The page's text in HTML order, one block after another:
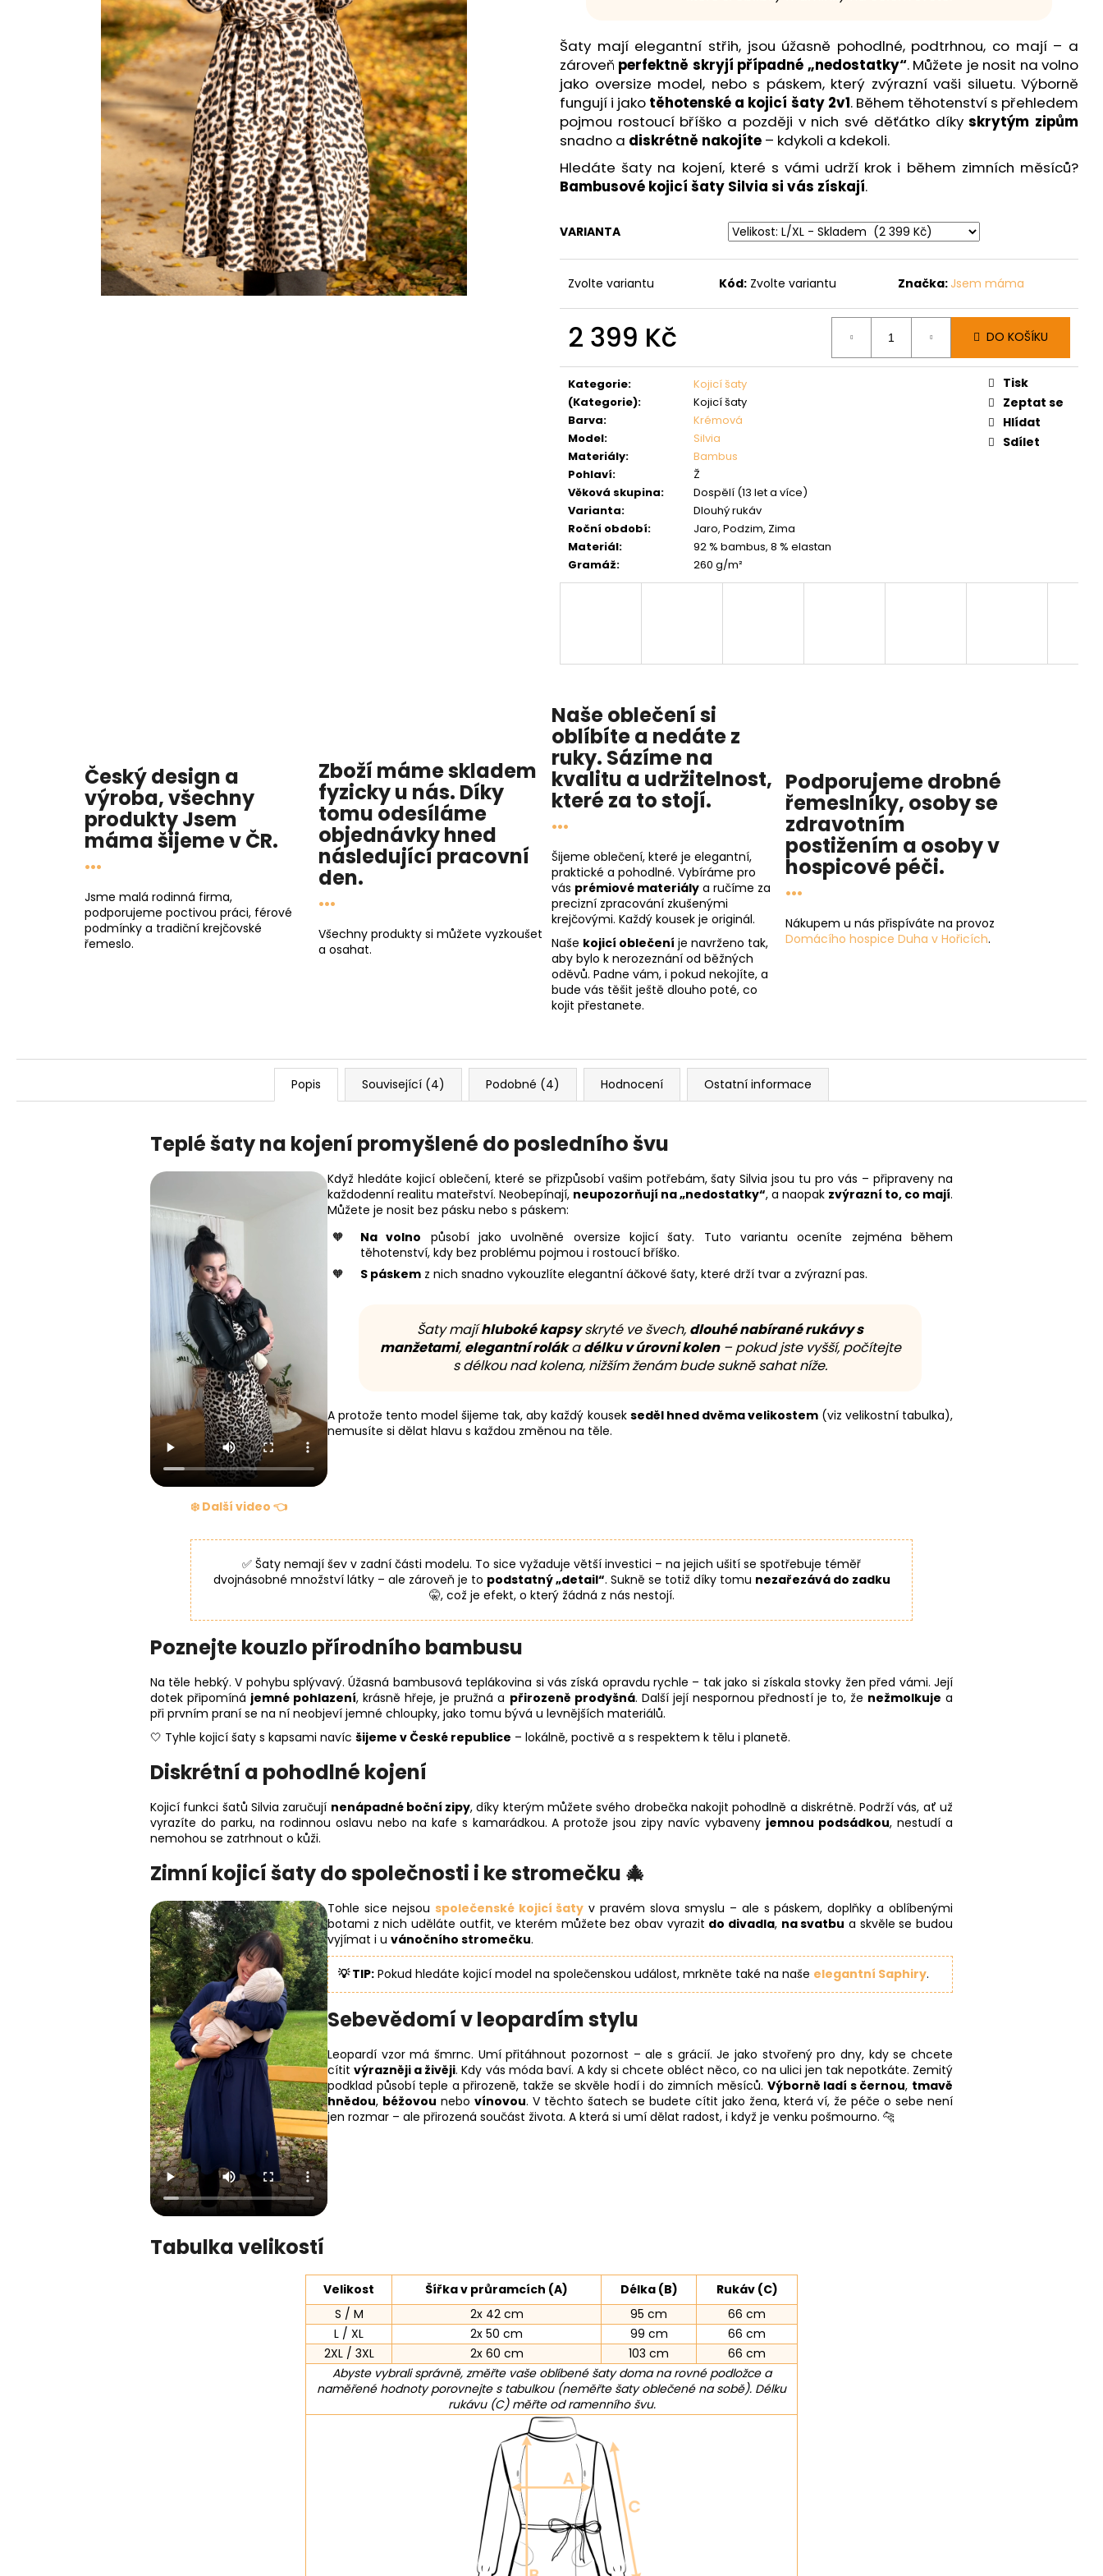
Šaty mají elegantní střih, jsou úžasně pohodlné, podtrhnou, co mají – a
zároveň perfektně skryjí případné „nedostatky“. Můžete je nosit na volno
jako oversize model, nebo s páskem, který zvýrazní vaši siluetu. Výborně
fungují i jako těhotenské a kojicí šaty 2v1. Během těhotenství s přehledem
pojmou rostoucí bříško a později v nich své děťátko díkyskrytým zipům
snadno a diskrétně nakojíte – kdykoli a kdekoli.
Hledáte šaty na kojení, které s vámi udrží krok i během zimních měsíců?
Bambusové kojicí šaty Silvia si vás získají.
VARIANTA
Zvolte variantu Kód: Zvolte variantu Značka: Jsem máma
2 399 Kč
cena:
DO KOŠÍKU
Kategorie:
Kojicí šaty
(Kategorie):
Kojicí šaty
Barva:
Krémová
Model:
Silvia
Materiály:
Bambus
Pohlaví:
Ž
Věková skupina:
Dospělí (13 let a více)
Varianta:
Dlouhý rukáv
Roční období:
Jaro, Podzim, Zima
Materiál:
92 % bambus, 8 % elastan
Gramáž: 260 g/m²
Tisk
Zeptat se
Hlídat
Sdílet
Český design a
výroba, všechny
produktyJsem
mámašijeme v ČR.
...
Jsme malá rodinná firma,
podporujeme poctivou práci, férové
podmínky a tradiční krejčovské
řemeslo.
Zboží máme skladem
fyzicky u nás. Díky
tomu odesíláme
objednávky hned
následující pracovní
den.
...
Všechny produkty si můžete vyzkoušet
a osahat.
Naše oblečení si
oblíbíte a nedáte z
ruky. Sázíme na
kvalitu a udržitelnost,
které za to stojí.
...
Šijeme oblečení, které je elegantní,
praktické a pohodlné. Vybíráme pro
vás prémiové materiály a ručíme za
precizní zpracování zkušenými
krejčovými. Každý kousek je originál.
Naše kojicí oblečení je navrženo tak,
aby bylo k nerozeznání od běžných
oděvů. Padne vám, i pokud nekojíte, a
bude vás těšit ještě dlouho poté, co
kojit přestanete.
Podporujeme drobné
řemeslníky, osoby se
zdravotním
postižením a osoby v
hospicové péči.
...
Nákupem u nás přispíváte na provoz
Domácího hospice Duha v Hořicích.
Popis Související (4) Podobné (4) Hodnocení Ostatní informace
Teplé šaty na kojení promyšlené do posledního švu
❄️ Další video 👈
Když hledáte kojicí oblečení, které se přizpůsobí vašim potřebám, šaty Silvia jsou tu pro vás – připraveny na
každodenní realitu mateřství. Neobepínají, neupozorňují na „nedostatky“, a naopak zvýrazní to, co mají.
Můžete je nosit bez pásku nebo s páskem:
Na volno působí jako uvolněné oversize kojicí šaty. Tuto variantu oceníte zejména během
těhotenství, kdy bez problému pojmou i rostoucí bříško.
S páskem z nich snadno vykouzlíte elegantní áčkové šaty, které drží tvar a zvýrazní pas.
Šaty majíhluboké kapsyskryté ve švech, dlouhé nabírané rukávy s
manžetami, elegantní rolákadélku v úrovni kolen– pokud jste vyšší, počítejte
s délkou nad kolena, nižším ženám bude sukně sahat níže.
A protože tento model šijeme tak, aby každý kousek seděl hned dvěma velikostem(viz velikostní tabulka),
nemusíte si dělat hlavu s každou změnou na těle.
✅ Šaty nemají šev v zadní části modelu. To sice vyžaduje větší investici – na jejich ušití se spotřebuje téměř
dvojnásobné množství látky – ale zároveň je to podstatný „detail“. Sukně se totiž díky tomu nezařezává do zadku
🤫, což je efekt, o který žádná z nás nestojí.
Poznejte kouzlo přírodního bambusu
Na těle hebký. V pohybu splývavý. Úžasná bambusová teplákovina si vás získá opravdu rychle – tak jako si získala stovky žen před vámi. Její
dotek připomíná jemné pohlazení, krásně hřeje, je pružná a přirozeně prodyšná. Další její nespornou předností je to, že nežmolkuje a
při prvním praní se na ní neobjeví jemné chloupky, jako tomu bývá u levnějších materiálů.
🤍 Tyhle kojicí šaty s kapsami navíc šijeme v České republice – lokálně, poctivě a s respektem k tělu i planetě.
Diskrétní a pohodlné kojení
Kojicí funkci šatů Silvia zaručují nenápadné boční zipy, díky kterým můžete svého drobečka nakojit pohodlně a diskrétně. Podrží vás, ať už
vyrazíte do parku, na rodinnou oslavu nebo na kafe s kamarádkou. A protože jsou zipy navíc vybaveny jemnou podsádkou, nestudí a
nemohou se zatrhnout o kůži.
Zimní kojicí šaty do společnosti i ke stromečku 🎄
Tohle sice nejsou společenské kojicí šaty v pravém slova smyslu – ale s páskem, doplňky a oblíbenými
botami z nich uděláte outfit, ve kterém můžete bez obav vyrazit do divadla, na svatbu a skvěle se budou
vyjímat i u vánočního stromečku.
💡 TIP: Pokud hledáte kojicí model na společenskou událost, mrkněte také na naše elegantní Saphiry.
Sebevědomí v leopardím stylu
Leopardí vzor má šmrnc. Umí přitáhnout pozornost – ale s grácií. Je jako stvořený pro dny, kdy se chcete
cítitvýrazněji a živěji. Kdy vás móda baví. A kdy si chcete obléct něco, co na ulici jen tak nepotkáte. Zemitý
podklad působí teple a přirozeně, takže se skvěle hodí i do zimních měsíců. Výborně ladí s černou, tmavě
hnědou, béžovou nebo vínovou. V těchto šatech se budete cítit jako žena, která ví, že péče o sebe není
jen rozmar – ale přirozená součást života. A která si umí dělat radost, i když je venku pošmourno. 🐆
Tabulka velikostí
Velikost Šířka v průramcích (A) Délka (B)
Rukáv (C)
S / M
2x 42 cm 95 cm
66 cm
L / XL
2x 50 cm 99 cm
66 cm
2XL / 3XL
2x 60 cm 103 cm
66 cm
Abyste vybrali správně, změřte vaše oblíbené šaty doma na rovné podložce a
naměřené hodnoty porovnejte s tabulkou (neměřte šaty oblečené na sobě). Délku
rukávu (C) měřte od ramenního švu.